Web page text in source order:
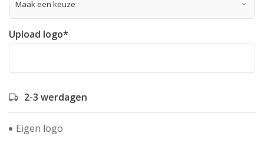
Upload logo*
2-3 werdagen
Eigen logo